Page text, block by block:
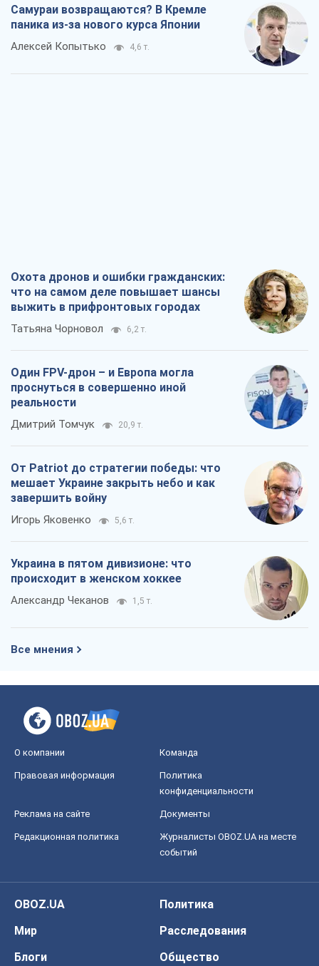
Самураи возвращаются? В Кремле
паника из-за нового курса Японии
Алексей Копытько 4,6 т.
Охота дронов и ошибки гражданских:
что на самом деле повышает шансы
выжить в прифронтовых городах
Татьяна Чорновол 6,2 т.
Один FPV-дрон – и Европа могла
проснуться в совершенно иной
реальности
Дмитрий Томчук 20,9 т.
От Patriot до стратегии победы: что
мешает Украине закрыть небо и как
завершить войну
Игорь Яковенко 5,6 т.
Украина в пятом дивизионе: что
происходит в женском хоккее
Александр Чеканов 1,5 т.
Все мнения
О компании Команда
Правовая информация
Политика
конфиденциальности
Реклама на сайте Документы
Редакционная политика
Журналисты OBOZ.UA на месте
событий
OBOZ.UA
Политика
Мир
Расследования
Блоги
Общество